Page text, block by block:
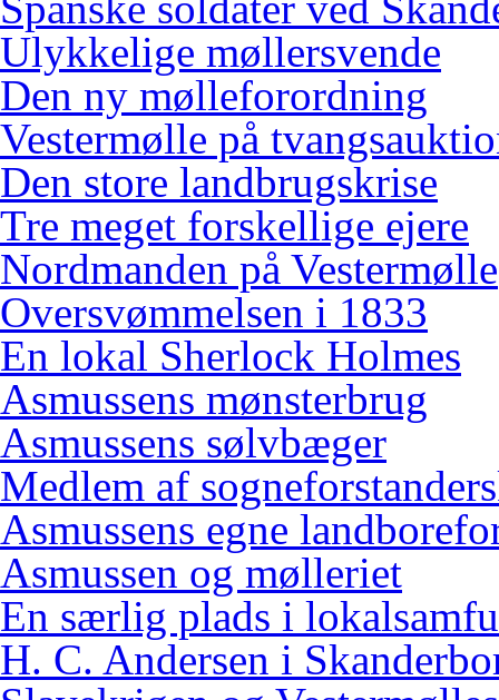
Ulykkelige møllersvende
Den ny mølleforordning
Vestermølle på
Den store landbrugskrise
Tre meget forskellige ejere
Nordmanden på Vestermølle
Oversvømmelsen i 1833
En lokal Sherlock Holmes
Asmussens mønsterbrug
Asmussens sølvbæger
Medlem af
Asmussens egne
Asmussen og mølleriet
En særlig plads i
H. C. Andersen i